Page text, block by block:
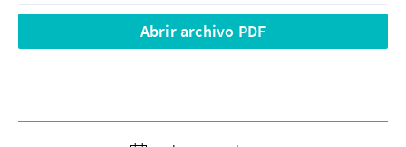
Abrir archivo PDF